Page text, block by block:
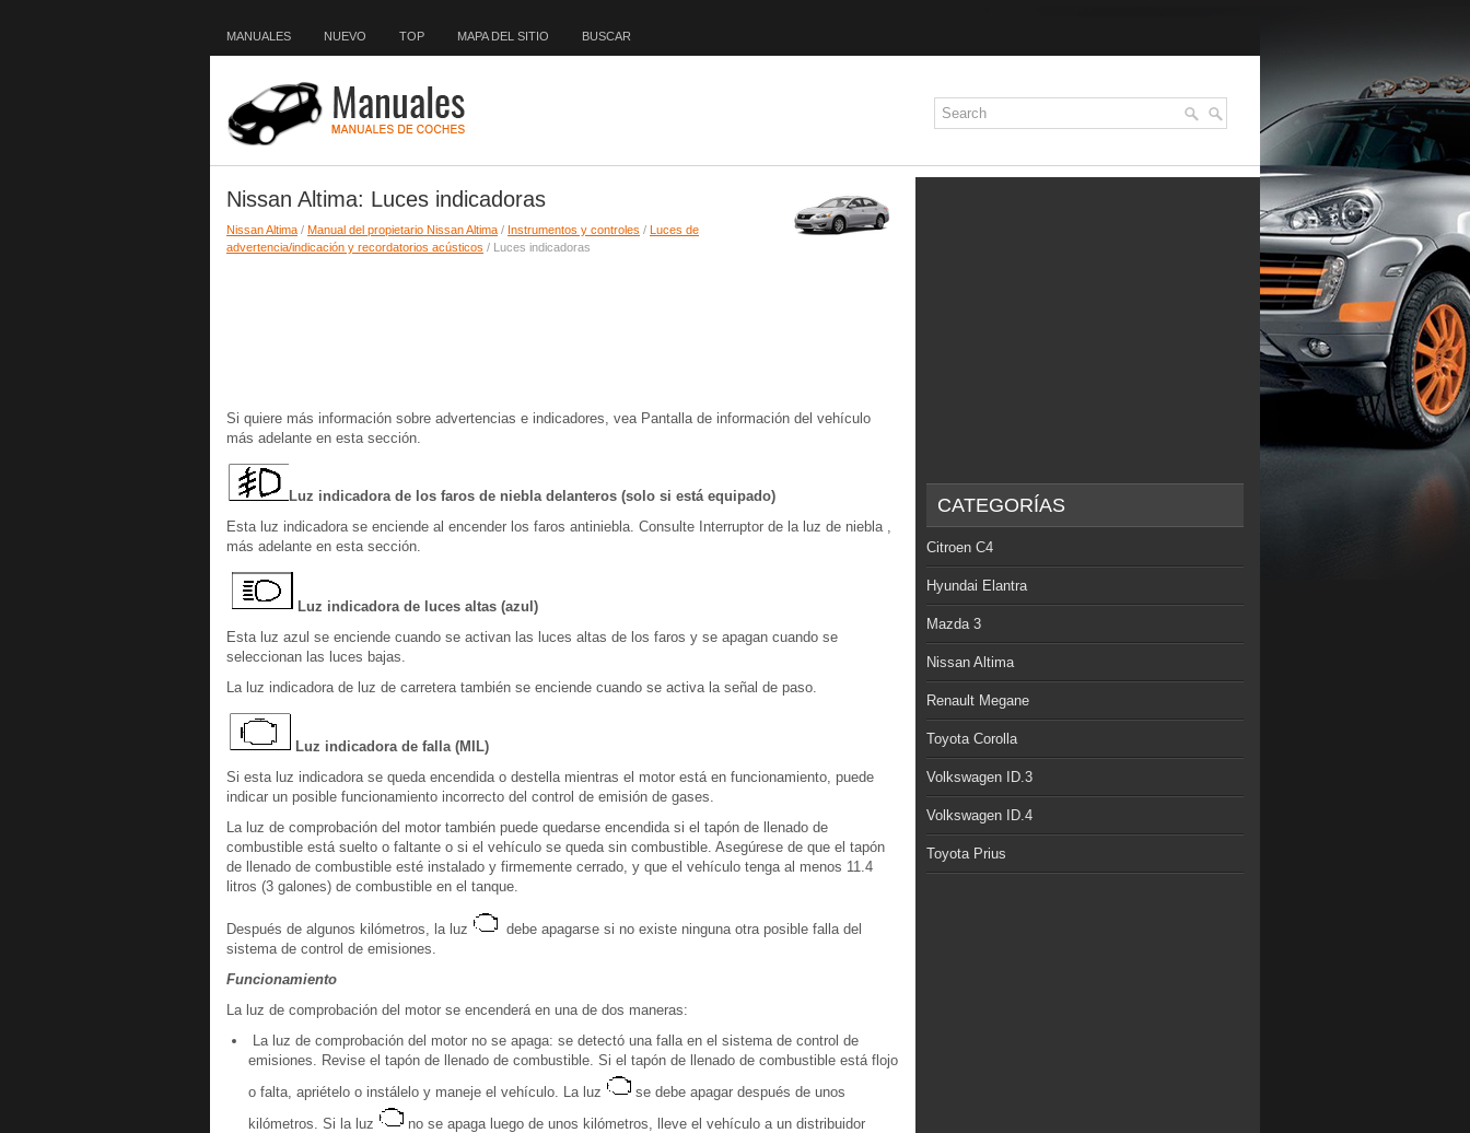
MANUALES NUEVO TOP MAPA DEL SITIO BUSCAR
Nissan Altima: Luces indicadoras
Nissan Altima / Manual del propietario Nissan Altima / Instrumentos y controles / Luces de
advertencia/indicación y recordatorios acústicos / Luces indicadoras
Si quiere más información sobre advertencias e indicadores, vea Pantalla de información del vehículo
más adelante en esta sección.
Luz indicadora de los faros de niebla delanteros (solo si está equipado)
Esta luz indicadora se enciende al encender los faros antiniebla. Consulte Interruptor de la luz de niebla ,
más adelante en esta sección.
Luz indicadora de luces altas (azul)
Esta luz azul se enciende cuando se activan las luces altas de los faros y se apagan cuando se
seleccionan las luces bajas.
La luz indicadora de luz de carretera también se enciende cuando se activa la señal de paso.
Luz indicadora de falla (MIL)
Si esta luz indicadora se queda encendida o destella mientras el motor está en funcionamiento, puede
indicar un posible funcionamiento incorrecto del control de emisión de gases.
La luz de comprobación del motor también puede quedarse encendida si el tapón de llenado de
combustible está suelto o faltante o si el vehículo se queda sin combustible. Asegúrese de que el tapón
de llenado de combustible esté instalado y firmemente cerrado, y que el vehículo tenga al menos 11.4
litros (3 galones) de combustible en el tanque.
Después de algunos kilómetros, la luz
debe apagarse si no existe ninguna otra posible falla del
sistema de control de emisiones.
Funcionamiento
La luz de comprobación del motor se encenderá en una de dos maneras:
La luz de comprobación del motor no se apaga: se detectó una falla en el sistema de control de
emisiones. Revise el tapón de llenado de combustible. Si el tapón de llenado de combustible está flojo
o falta, apriételo o instálelo y maneje el vehículo. La luz
se debe apagar después de unos
kilómetros. Si la luz
no se apaga luego de unos kilómetros, lleve el vehículo a un distribuidor
CATEGORÍAS
Citroen C4
Hyundai Elantra
Mazda 3
Nissan Altima
Renault Megane
Toyota Corolla
Volkswagen ID.3
Volkswagen ID.4
Toyota Prius